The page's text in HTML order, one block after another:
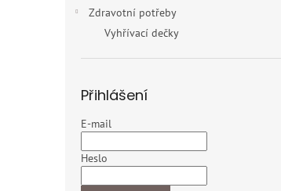
Zdravotní potřeby
Vyhřívací dečky
Přihlášení
E-mail
Heslo